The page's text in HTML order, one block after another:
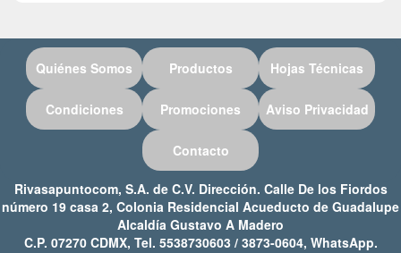
Quiénes Somos Productos Hojas Técnicas
Condiciones Promociones Aviso Privacidad
Contacto
Rivasapuntocom, S.A. de C.V. Dirección. Calle De los Fiordos
número 19 casa 2, Colonia Residencial Acueducto de Guadalupe
Alcaldía Gustavo A Madero
C.P. 07270 CDMX, Tel. 5538730603 / 3873-0604, WhatsApp.